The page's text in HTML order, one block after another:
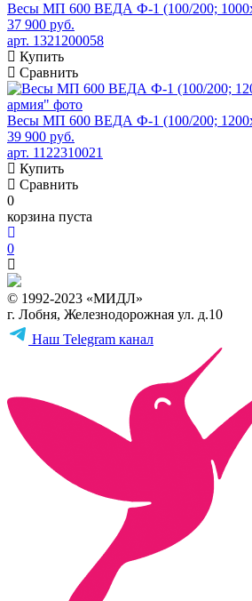
Весы МП 600 ВЕДА Ф-1 (100/200;
37 900 руб.
арт. 1321200058
Купить
Сравнить
Весы МП 600 ВЕДА Ф-1 (100/200;
39 900 руб.
арт. 1122310021
Купить
Сравнить
0
корзина пуста
0
© 1992-2023 «МИДЛ»
г. Лобня, Железнодорожная ул. д.10
Наш Telegram канал